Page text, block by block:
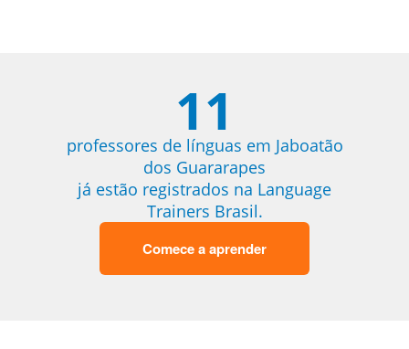
11
professores de línguas em Jaboatão
dos Guararapes
já estão registrados na Language
Trainers Brasil.
Comece a aprender